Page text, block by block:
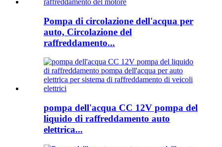
Pompa di circolazione dell'acqua per
auto, Circolazione del
raffreddamento...
pompa dell'acqua CC 12V pompa del
liquido di raffreddamento auto
elettrica...